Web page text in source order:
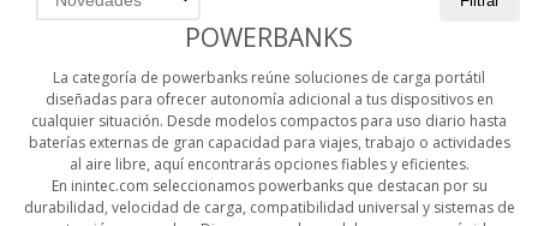
POWERBANKS
La categoría de powerbanks reúne soluciones de carga portátil
diseñadas para ofrecer autonomía adicional a tus dispositivos en
cualquier situación. Desde modelos compactos para uso diario hasta
baterías externas de gran capacidad para viajes, trabajo o actividades
al aire libre, aquí encontrarás opciones fiables y eficientes.
En inintec.com seleccionamos powerbanks que destacan por su
durabilidad, velocidad de carga, compatibilidad universal y sistemas de